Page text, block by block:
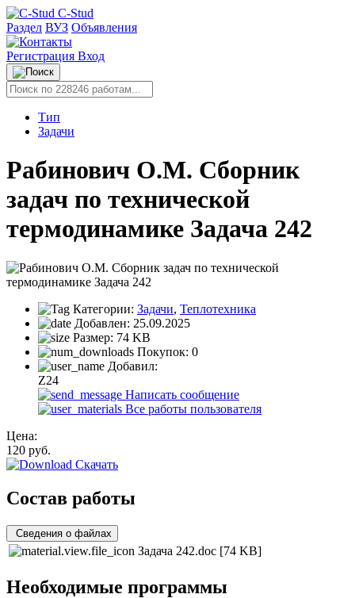
C-Stud
Раздел ВУЗ Объявления
Регистрация Вход
Тип
Задачи
Рабинович О.М. Сборник
задач по технической
термодинамике Задача 242
Категории: Задачи, Теплотехника
Добавлен: 25.09.2025
Размер: 74 KB
Покупок: 0
Добавил:
Z24
Написать сообщение
Все работы пользователя
Цена:
120 руб.
Скачать
Состав работы
Сведения о файлах
Задача 242.doc [74 KB]
Необходимые программы